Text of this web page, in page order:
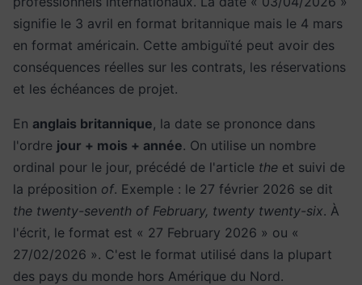
signifie le 3 avril en format britannique mais le 4 mars
en format américain. Cette ambiguïté peut avoir des
conséquences réelles sur les contrats, les réservations
et les échéances de projet.
En anglais britannique, la date se prononce dans
l'ordre jour + mois + année. On utilise un nombre
ordinal pour le jour, précédé de l'article the et suivi de
la préposition of. Exemple : le 27 février 2026 se dit
the twenty-seventh of February, twenty twenty-six. À
l'écrit, le format est « 27 February 2026 » ou «
27/02/2026 ». C'est le format utilisé dans la plupart
des pays du monde hors Amérique du Nord.